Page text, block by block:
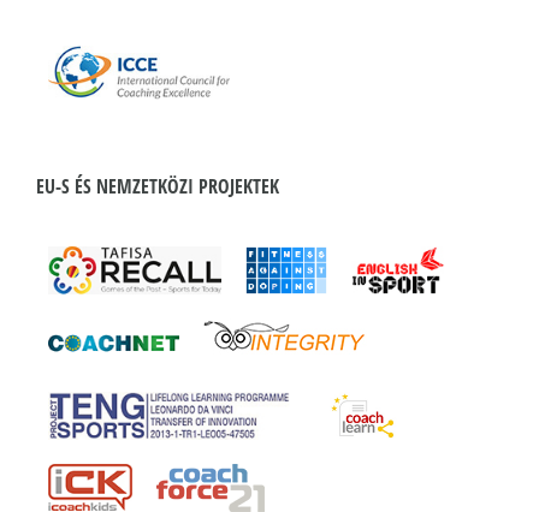
EU-S ÉS NEMZETKÖZI PROJEKTEK